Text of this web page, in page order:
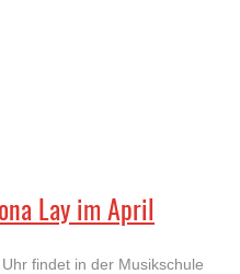
Lay im April
findet in der Musikschule